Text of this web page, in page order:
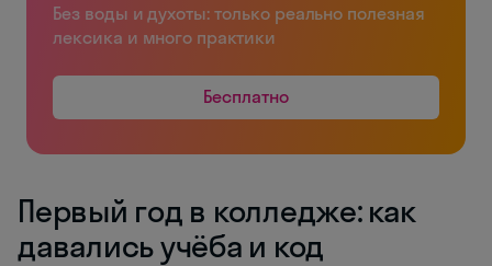
Без воды и духоты: только реально полезная
лексика и много практики
Бесплатно
Первый год в колледже: как
давались учёба и код